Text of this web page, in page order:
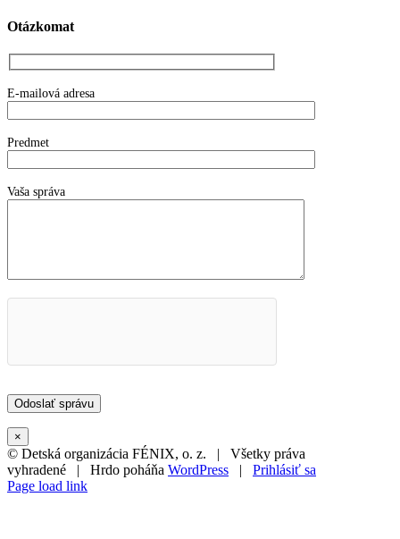
Otázkomat
E-mailová adresa
Predmet
Vaša správa
×
© Detská organizácia FÉNIX, o. z. | Všetky práva
vyhradené | Hrdo poháňa WordPress
Prihlásiť sa
Page load link